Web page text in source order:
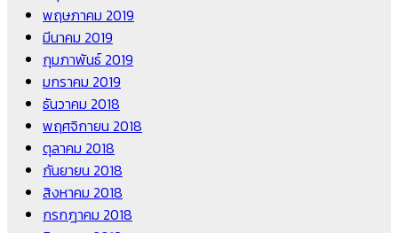
พฤษภาคม 2019
มีนาคม 2019
กุมภาพันธ์ 2019
มกราคม 2019
ธันวาคม 2018
พฤศจิกายน 2018
ตุลาคม 2018
กันยายน 2018
สิงหาคม 2018
กรกฎาคม 2018